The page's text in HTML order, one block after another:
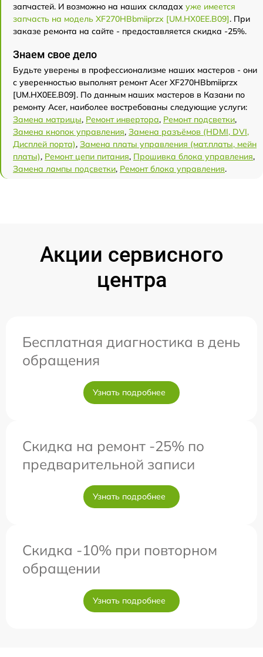
запчастей. И возможно на наших складах уже имеется
запчасть на модель XF270HBbmiiprzx [UM.HX0EE.B09]. При
заказе ремонта на сайте - предоставляется скидка -25%.
Знаем свое дело
Будьте уверены в профессионализме наших мастеров - они
с уверенностью выполнят ремонт Acer XF270HBbmiiprzx
[UM.HX0EE.B09]. По данным наших мастеров в Казани по
ремонту Acer, наиболее востребованы следующие услуги:
Замена матрицы, Ремонт инвертора, Ремонт подсветки,
Замена кнопок управления, Замена разъёмов (HDMI, DVI,
Дисплей порта), Замена платы управления (мат.платы, мейн
платы), Ремонт цепи питания, Прошивка блока управления,
Замена лампы подсветки, Ремонт блока управления.
Акции сервисного
центра
Бесплатная диагностика в день
обращения
Узнать подробнее
Скидка на ремонт -25% по
предварительной записи
Узнать подробнее
Скидка -10% при повторном
обращении
Узнать подробнее